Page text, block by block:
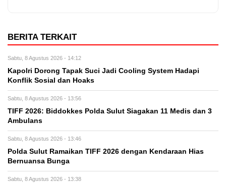
BERITA TERKAIT
Sabtu, 8 Agustus 2026 - 14:12
Kapolri Dorong Tapak Suci Jadi Cooling System Hadapi
Konflik Sosial dan Hoaks
Sabtu, 8 Agustus 2026 - 13:56
TIFF 2026: Biddokkes Polda Sulut Siagakan 11 Medis dan 3
Ambulans
Sabtu, 8 Agustus 2026 - 13:46
Polda Sulut Ramaikan TIFF 2026 dengan Kendaraan Hias
Bernuansa Bunga
Sabtu, 8 Agustus 2026 - 13:38